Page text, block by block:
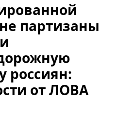
партизаны
россиян:
от ЛОВА